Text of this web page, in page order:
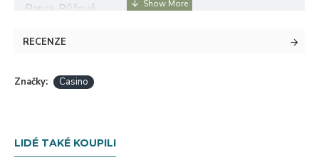
Barva: Růžová
Krytí: 2/5
jemnou světlou růžovou, inspirovanou monackou
smetánkou.
RECENZE
Značky: Casino
LIDÉ TAKÉ KOUPILI